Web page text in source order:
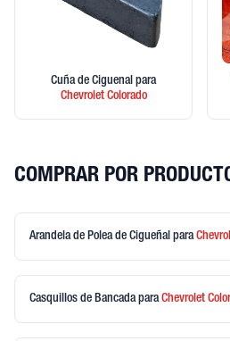
Cuña de Ciguenal para
ChevroletColorado
COMPRAR POR
Arandela de Polea de Cigueñal para
Casquillos de BancadaparaChevrolet